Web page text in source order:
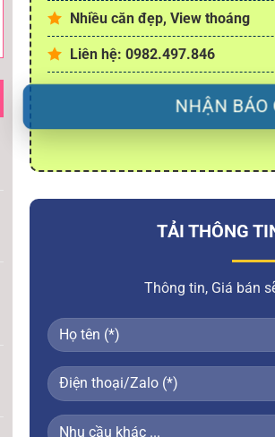
Nhiều căn đẹp, View thoáng
Liên hệ: 0982.497.846
NHẬN
TẢI THÔNG
Thông tin, Giá bán